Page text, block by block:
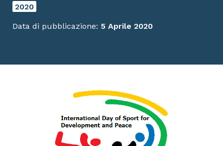
2020
Data di pubblicazione: 5 Aprile 2020